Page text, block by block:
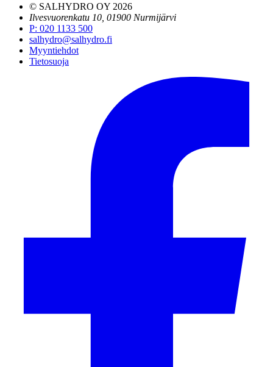
© SALHYDRO OY 2026
Ilvesvuorenkatu 10, 01900 Nurmijärvi
P: 020 1133 500
salhydro@salhydro.fi
Myyntiehdot
Tietosuoja